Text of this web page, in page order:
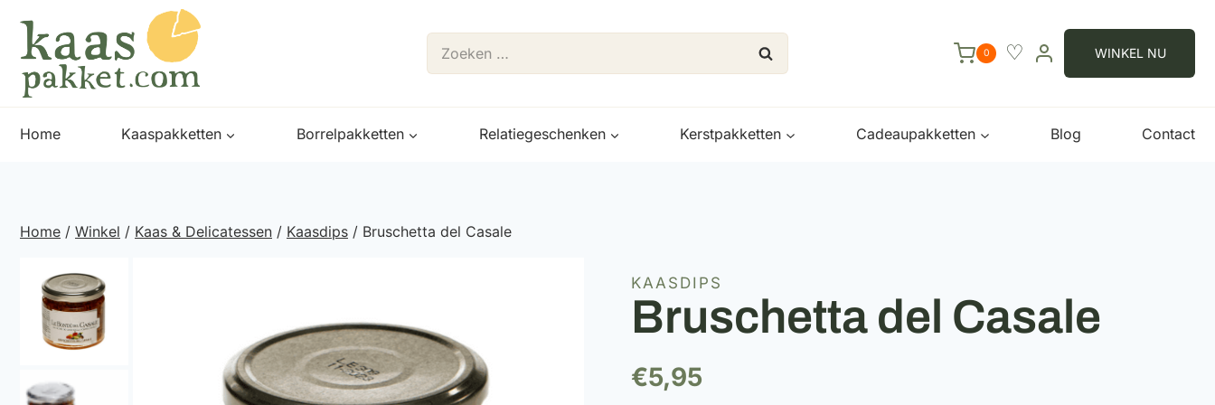
naar
inhoud
Zoeken
naar:
0 ♡ WINKEL NU
Home Kaaspakketten Borrelpakketten Relatiegeschenken Kerstpakketten Cadeaupakketten Blog Contact
Home / Winkel / Kaas & Delicatessen / Kaasdips / Bruschetta del Casale
KAASDIPS
Bruschetta del Casale
€5,95